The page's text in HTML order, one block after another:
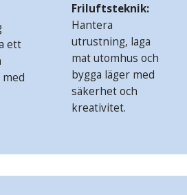
ett
Friluftsteknik:
Hantera
utrustning, laga
mat utomhus och
bygga läger med
säkerhet och
kreativitet.